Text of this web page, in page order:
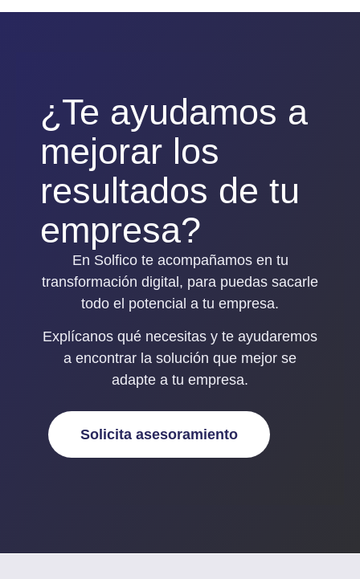
¿Te ayudamos a
mejorar los
resultados de tu
empresa?
En Solfico te acompañamos en tu
transformación digital, para puedas sacarle
todo el potencial a tu empresa.
Explícanos qué necesitas y te ayudaremos
a encontrar la solución que mejor se
adapte a tu empresa.
Solicita asesoramiento